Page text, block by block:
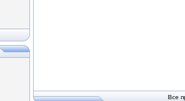
Все